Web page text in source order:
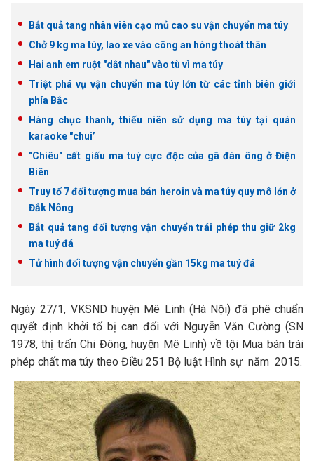
Bắt quả tang nhân viên cạo mủ cao su vận chuyển ma túy
Chở 9 kg ma túy, lao xe vào công an hòng thoát thân
Hai anh em ruột "dắt nhau" vào tù vì ma túy
Triệt phá vụ vận chuyển ma túy lớn từ các tỉnh biên giới
phía Bắc
Hàng chục thanh, thiếu niên sử dụng ma túy tại quán
karaoke "chui’
"Chiêu" cất giấu ma tuý cực độc của gã đàn ông ở Điện
Biên
Truy tố 7 đối tượng mua bán heroin và ma túy quy mô lớn ở
Đắk Nông
Bắt quả tang đối tượng vận chuyển trái phép thu giữ 2kg
ma tuý đá
Tử hình đối tượng vận chuyển gần 15kg ma tuý đá
Ngày 27/1, VKSND huyện Mê Linh (Hà Nội) đã phê chuẩn
quyết định khởi tố bị can đối với Nguyễn Văn Cường (SN
1978, thị trấn Chi Đông, huyện Mê Linh) về tội Mua bán trái
phép chất ma túy theo Điều 251 Bộ luật Hình sự năm 2015.